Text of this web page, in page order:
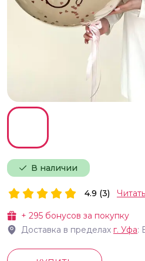
В наличии
+ 295 бонусов за покупку
Доставка в пределах г. Уфа:
4.9 (3)